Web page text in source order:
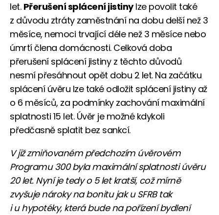
let. Přerušení splácení jistinylze povolit také
z důvodu ztráty zaměstnání na dobu delší než 3
měsíce, nemoci trvající déle než 3 měsíce nebo
úmrtí člena domácnosti. Celková doba
přerušení splácení jistiny z těchto důvodů
nesmí přesáhnout opět dobu 2 let. Na začátku
splácení úvěru lze také odložit splácení jistiny až
o 6 měsíců, za podmínky zachování maximální
splatnosti 15 let. Úvěr je možné kdykoli
předčasně splatit bez sankcí.
V již zmiňovaném předchozím úvěrovém
Programu 300 byla maximální splatnosti úvěru
20 let. Nyní je tedy o 5 let kratší, což mírně
zvyšuje nároky na bonitu jak u SFRB tak
i u hypotéky, která bude na pořízení bydlení